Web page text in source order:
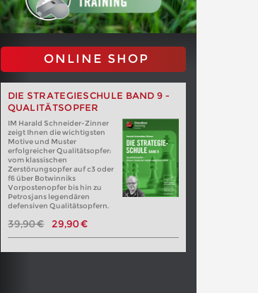
ONLINE SHOP
DIE STRATEGIESCHULE BAND 9 -
QUALITÄTSOPFER
IM Harald Schneider-Zinner
zeigt Ihnen die wichtigsten
Motive und Muster
erfolgreicher Qualitätsopfer:
vom klassischen
Zerstörungsopfer auf c3 oder
f6 über Botwinniks
Vorpostenopfer bis hin zu
Petrosjans legendären
defensiven Qualitätsopfern.
39,90 € 29,90 €